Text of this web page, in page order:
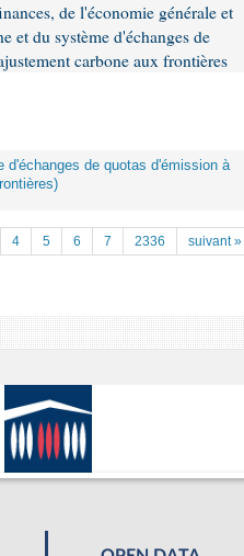
de l'économie générale et
et du système d'échanges de
carbone aux frontières
d'échanges de quotas d'émission à
4 5 6 7 2336 suivant »